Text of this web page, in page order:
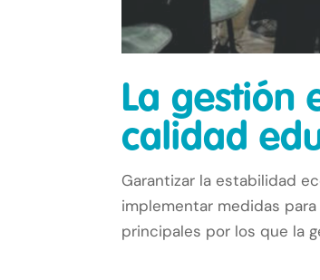
La gestión
calidad
Garantizar la estabilidad
implementar medidas
principales por los que la